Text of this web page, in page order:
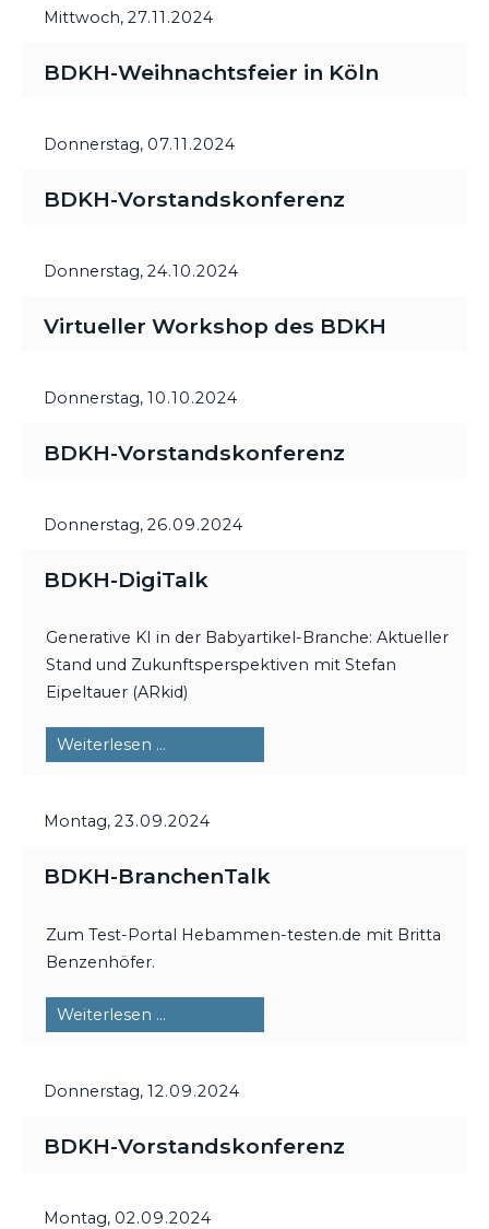
Mittwoch, 27.11.2024
BDKH-Weihnachtsfeier in Köln
Donnerstag, 07.11.2024
BDKH-Vorstandskonferenz
Donnerstag, 24.10.2024
Virtueller Workshop des BDKH
Donnerstag, 10.10.2024
BDKH-Vorstandskonferenz
Donnerstag, 26.09.2024
BDKH-DigiTalk
Generative KI in der Babyartikel-Branche: Aktueller
Stand und Zukunftsperspektiven mit Stefan
Eipeltauer (ARkid)
Weiterlesen …
Montag, 23.09.2024
BDKH-BranchenTalk
Zum Test-Portal Hebammen-testen.de mit Britta
Benzenhöfer.
Weiterlesen …
Donnerstag, 12.09.2024
BDKH-Vorstandskonferenz
Montag, 02.09.2024